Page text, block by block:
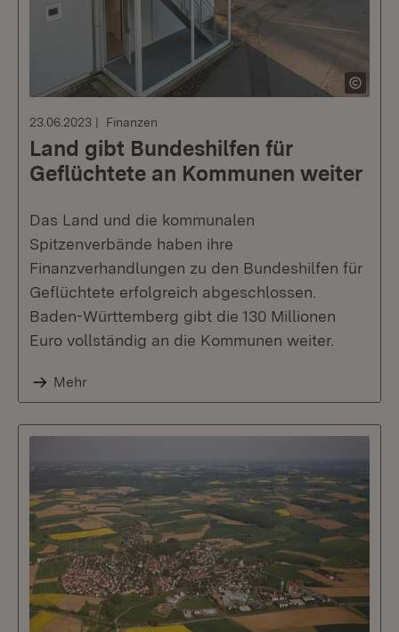
23.06.2023 Finanzen
Land gibt Bundeshilfen für
Geflüchtete an Kommunen weiter
Das Land und die kommunalen
Spitzenverbände haben ihre
Finanzverhandlungen zu den Bundeshilfen für
Geflüchtete erfolgreich abgeschlossen.
Baden-Württemberg gibt die 130 Millionen
Euro vollständig an die Kommunen weiter.
Mehr